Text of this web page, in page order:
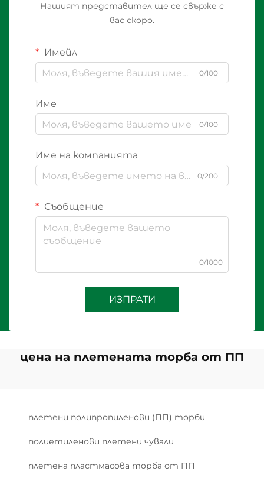
Нашият представител ще се свърже с
вас скоро.
Имейл
0/100
Име
0/100
Име на компанията
0/200
Съобщение
0/1000
ИЗПРАТИ
цена на плетената торба от ПП
плетени полипропиленови (ПП) торби
полиетиленови плетени чували
плетена пластмасова торба от ПП